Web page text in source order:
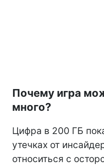
Почему игра
много?
Цифра в 200 ГБ
утечках от
относиться с